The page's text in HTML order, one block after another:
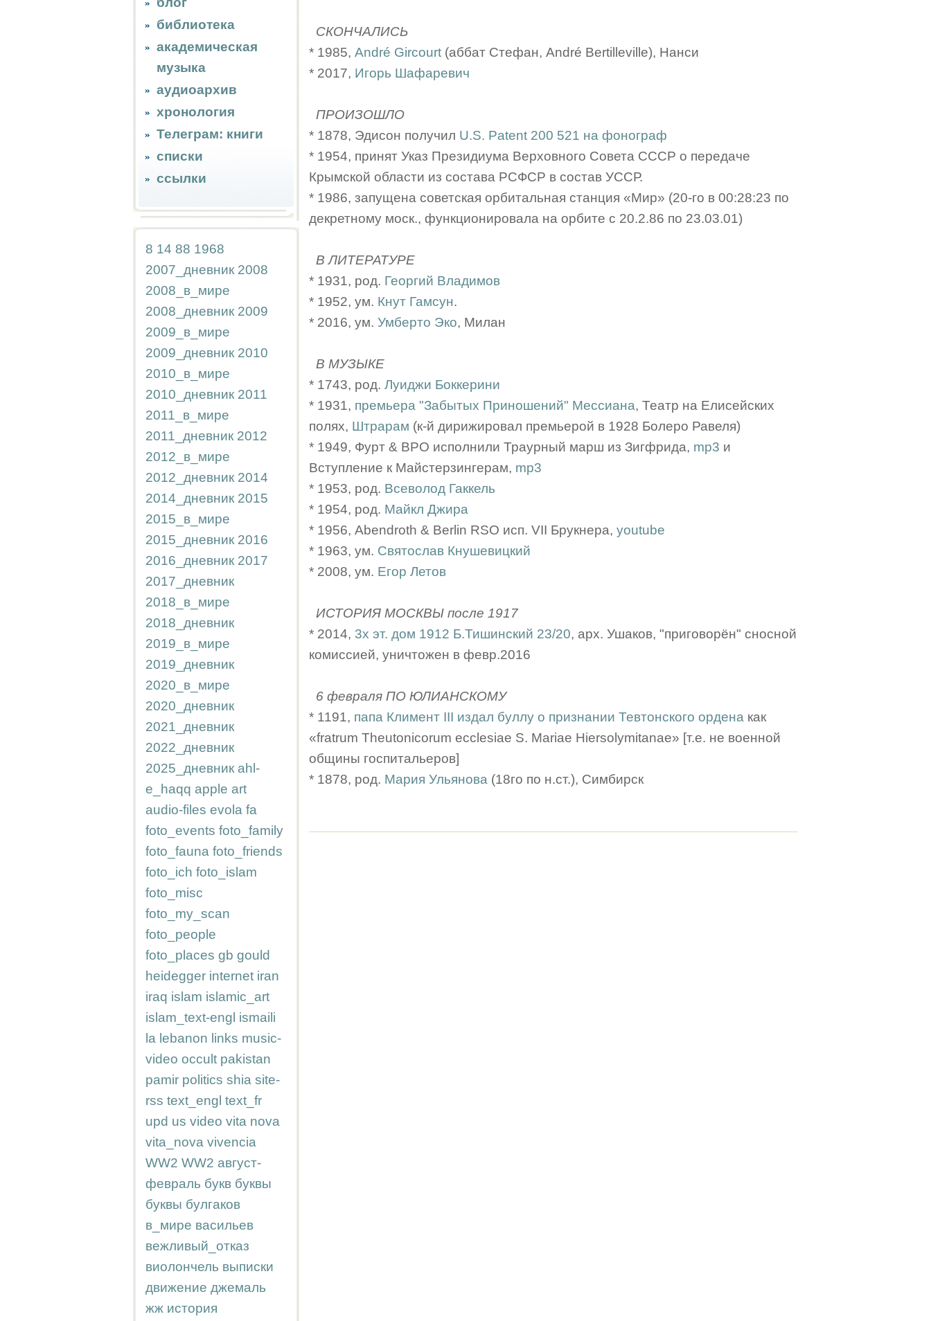
библиотека
академическая
музыка
аудиоархив
хронология
Телеграм: книги
списки
ссылки
8 14 88 1968
2007_дневник 2008
2008_в_мире
2008_дневник 2009
2009_в_мире
2009_дневник 2010
2010_в_мире
2010_дневник 2011
2011_в_мире
2011_дневник 2012
2012_в_мире
2012_дневник 2014
2014_дневник 2015
2015_в_мире
2015_дневник 2016
2016_дневник 2017
2017_дневник
2018_в_мире
2018_дневник
2019_в_мире
2019_дневник
2020_в_мире
2020_дневник
2021_дневник
2022_дневник
2025_дневник ahl-
e_haqq apple art
audio-files evola fa
foto_events foto_family
foto_fauna foto_friends
foto_ich foto_islam
foto_misc
foto_my_scan
foto_people
foto_places gb gould
heidegger internet iran
iraq islam islamic_art
islam_text-engl ismaili
la lebanon links music-
video occult pakistan
pamir politics shia site-
rss text_engl text_fr
upd us video vita nova
vita_nova vivencia
WW2 WW2 август-
февраль букв буквы
буквы булгаков
в_мире васильев
вежливый_отказ
виолончель выписки
движение джемаль
жж история
СКОНЧАЛИСЬ
* 1985, André Gircourt (аббат Стефан, André Bertilleville), Нанси
* 2017, Игорь Шафаревич
ПРОИЗОШЛО
* 1878, Эдисон получил U.S. Patent 200 521 на фонограф
* 1954, принят Указ Президиума Верховного Совета СССР о передаче
Крымской области из состава РСФСР в состав УССР.
* 1986, запущена советская орбитальная станция «Мир» (20-го в 00:28:23 по
декретному моск., функционировала на орбите с 20.2.86 по 23.03.01)
В ЛИТЕРАТУРЕ
* 1931, род. Георгий Владимов
* 1952, ум. Кнут Гамсун.
* 2016, ум. Умберто Эко, Милан
В МУЗЫКЕ
* 1743, род. Луиджи Боккерини
* 1931, премьера "Забытых Приношений" Мессиана, Театр на Елисейских
полях, Штрарам (к-й дирижировал премьерой в 1928 Болеро Равеля)
* 1949, Фурт & BPO исполнили Траурный марш из Зигфрида, mp3 и
Вступление к Майстерзингерам, mp3
* 1953, род. Всеволод Гаккель
* 1954, род. Майкл Джира
* 1956, Abendroth & Berlin RSO исп. VII Брукнера, youtube
* 1963, ум. Святослав Кнушевицкий
* 2008, ум. Егор Летов
ИСТОРИЯ МОСКВЫ после 1917
* 2014, 3х эт. дом 1912 Б.Тишинский 23/20, арх. Ушаков, "приговорён" сносной
комиссией, уничтожен в февр.2016
6 февраля ПО ЮЛИАНСКОМУ
* 1191, папа Климент III издал буллу о признании Тевтонского ордена как
«fratrum Theutonicorum ecclesiae S. Mariae Hiersolymitanae» [т.е. не военной
общины госпитальеров]
* 1878, род. Мария Ульянова (18го по н.ст.), Симбирск